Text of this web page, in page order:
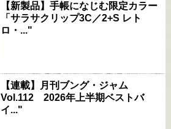
【新製品】手帳になじむ限定カラー
「サラサクリップ3C／2+S レト
ロ・..."
【連載】月刊ブング・ジャム
Vol.112 2026年上半期ベストバ
イ..."